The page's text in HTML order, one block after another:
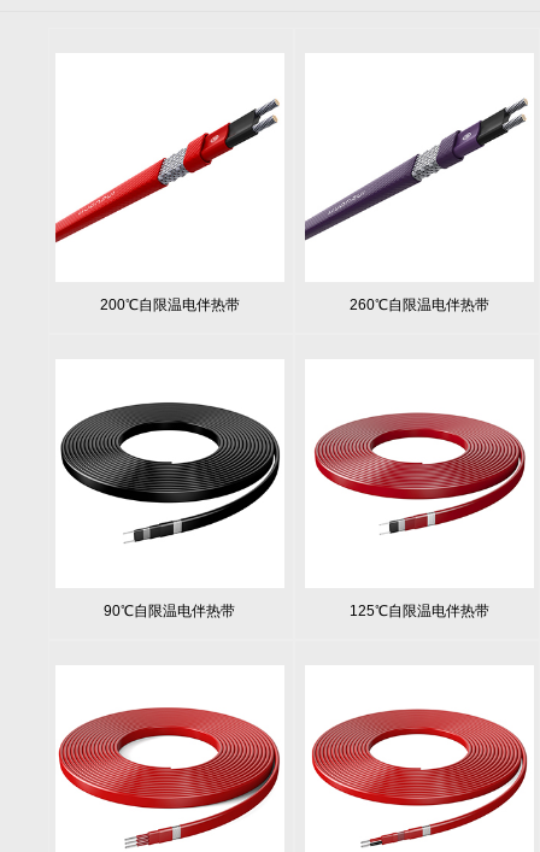
200℃自限温电伴热带 260℃自限温电伴热带
90℃自限温电伴热带 125℃自限温电伴热带